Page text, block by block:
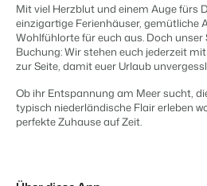
Website Integration
Du hast bereits eine Website? Binde
BEX CMS
Website für Vermietungen
Ferienparkgruppen und -ketten
Ketten und eigenständige Marken
Customer Success
Erhalte Antworten auf deine Fragen.
Wechseln
Partnerprogramme
Software Entwickler
POS-Systeme
Verbinde Kassensystem und PMS
Kommunikation
Strukturiere deine
Energiesysteme
Behalte deinen Energieverbrauch im
Mit viel Herzblut und einem Auge fürs
einzigartige Ferienhäuser, gemütliche
Wohlfühlorte für euch aus. Doch
Buchung: Wir stehen euch jederzeit
zur Seite, damit euer Urlaub
Ob ihr Entspannung am Meer sucht,
typisch niederländische Flair erleben
perfekte Zuhause auf Zeit.